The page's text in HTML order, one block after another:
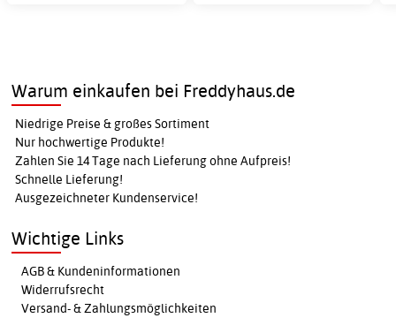
Warum einkaufen bei Freddyhaus.de
Niedrige Preise & großes Sortiment
Nur hochwertige Produkte!
Zahlen Sie 14 Tage nach Lieferung ohne Aufpreis!
Schnelle Lieferung!
Ausgezeichneter Kundenservice!
Wichtige Links
AGB & Kundeninformationen
Widerrufsrecht
Versand- & Zahlungsmöglichkeiten